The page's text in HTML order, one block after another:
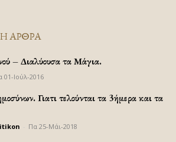
ΑΡΘΡΑ
– Διαλύουσα τα Μάγια.
01-Ιούλ-2016
Γιατι τελούνται τα 3ήμερα και τα
Πα 25-Μάι-2018